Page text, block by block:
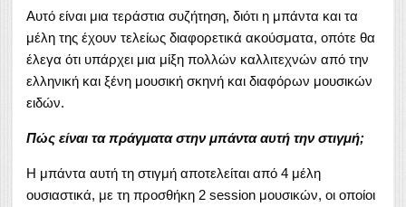
Αυτό είναι μια τεράστια συζήτηση, διότι η μπάντα και τα
μέλη της έχουν τελείως διαφορετικά ακούσματα, οπότε θα
έλεγα ότι υπάρχει μια μίξη πολλών καλλιτεχνών από την
ελληνική και ξένη μουσική σκηνή και διαφόρων μουσικών
ειδών.
Πώς είναι τα πράγματα στην μπάντα αυτή την στιγμή;
Η μπάντα αυτή τη στιγμή αποτελείται από 4 μέλη
ουσιαστικά, με τη προσθήκη 2 session μουσικών, οι οποίοι